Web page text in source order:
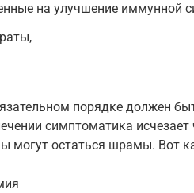
на улучшение иммунной
порядке должен
симптоматика исчезает
могут остаться шрамы. Вот